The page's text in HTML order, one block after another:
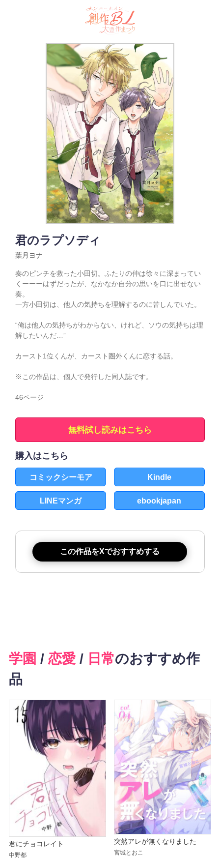
君のラプソディ
葉月ヨナ
奏のピンチを救った小田切。ふたりの仲は徐々に深まってい
くーーーはずだったが、なかなか自分の思いを口に出せない
奏。
一方小田切は、他人の気持ちを理解するのに苦しんでいた。
“俺は他人の気持ちがわからない、けれど、ソウの気持ちは理
解したいんだ…”
カースト1位くんが、カースト圏外くんに恋する話。
※この作品は、個人で発行した同人誌です。
46ページ
無料試し読みはこちら
購入はこちら
コミックシーモア Kindle
LINEマンガ ebookjapan
この作品をXでおすすめする
学園 / 恋愛/ 日常のおすすめ作
品
君にチョコレイト
中野都
突然アレが無くなりました
宮城とおこ